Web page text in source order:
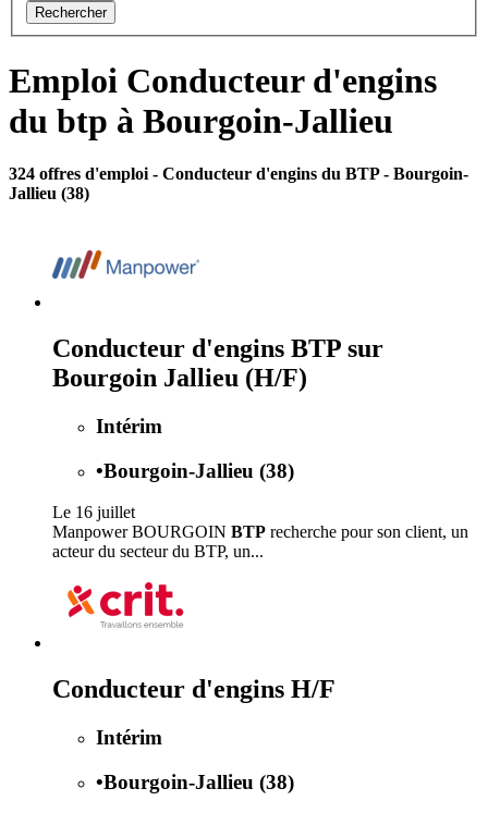
Rechercher
Emploi Conducteur d'engins
du btp à Bourgoin-Jallieu
324 offres d'emploi - Conducteur d'engins du BTP - Bourgoin-
Jallieu (38)
Conducteur d'engins BTP sur
Bourgoin Jallieu (H/F)
Intérim
•Bourgoin-Jallieu (38)
Le 16 juillet
Manpower BOURGOIN BTP recherche pour son client, un
acteur du secteur du BTP, un...
Conducteur d'engins H/F
Intérim
•Bourgoin-Jallieu (38)